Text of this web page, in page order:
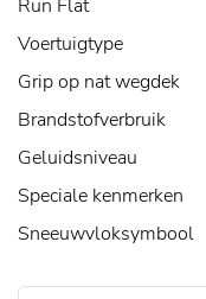
Run Flat
Voertuigtype
Grip op nat wegdek
Brandstofverbruik
Geluidsniveau
Speciale kenmerken
Sneeuwvloksymbool